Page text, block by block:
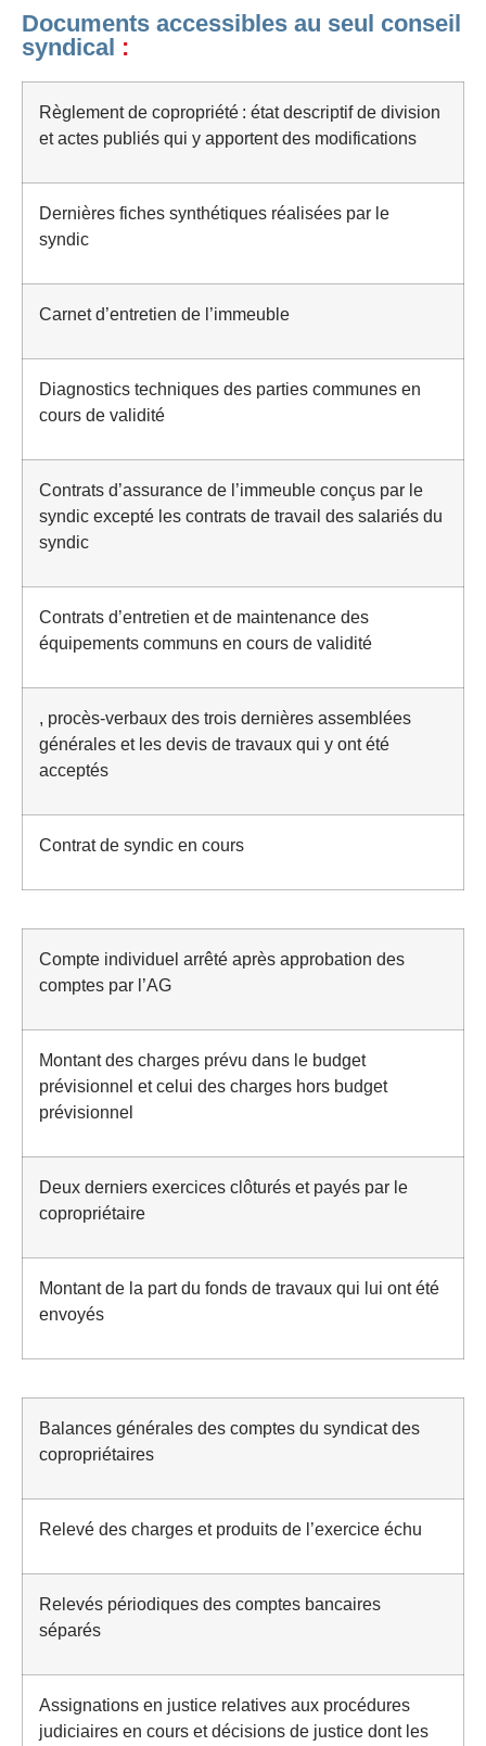
Documents accessibles au seul conseil
syndical :
Règlement de copropriété : état descriptif de division
et actes publiés qui y apportent des modifications
Dernières fiches synthétiques réalisées par le
syndic
Carnet d’entretien de l’immeuble
Diagnostics techniques des parties communes en
cours de validité
Contrats d’assurance de l’immeuble conçus par le
syndic excepté les contrats de travail des salariés du
syndic
Contrats d’entretien et de maintenance des
équipements communs en cours de validité
, procès-verbaux des trois dernières assemblées
générales et les devis de travaux qui y ont été
acceptés
Contrat de syndic en cours
Compte individuel arrêté après approbation des
comptes par l’AG
Montant des charges prévu dans le budget
prévisionnel et celui des charges hors budget
prévisionnel
Deux derniers exercices clôturés et payés par le
copropriétaire
Montant de la part du fonds de travaux qui lui ont été
envoyés
Balances générales des comptes du syndicat des
copropriétaires
Relevé des charges et produits de l’exercice échu
Relevés périodiques des comptes bancaires
séparés
Assignations en justice relatives aux procédures
judiciaires en cours et décisions de justice dont les